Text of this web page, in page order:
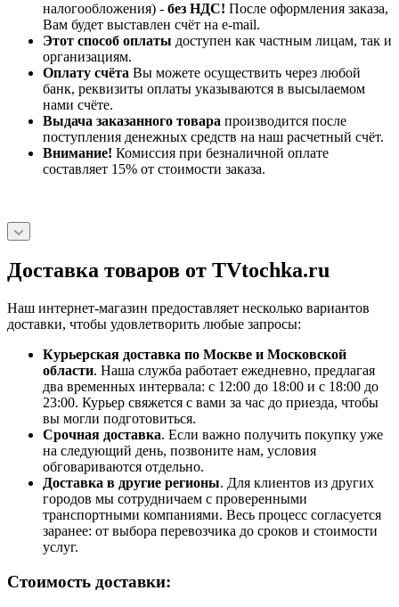
налогообложения) - без НДС! После оформления заказа,
Вам будет выставлен счёт на e-mail.
Этот способ оплаты доступен как частным лицам, так и
организациям.
Оплату счёта Вы можете осуществить через любой
банк, реквизиты оплаты указываются в высылаемом
нами счёте.
Выдача заказанного товара производится после
поступления денежных средств на наш расчетный счёт.
Внимание! Комиссия при безналичной оплате
составляет 15% от стоимости заказа.
Доставка товаров от TVtochka.ru
Наш интернет-магазин предоставляет несколько вариантов
доставки, чтобы удовлетворить любые запросы:
Курьерская доставка по Москве и Московской
области. Наша служба работает ежедневно, предлагая
два временных интервала: с 12:00 до 18:00 и с 18:00 до
23:00. Курьер свяжется с вами за час до приезда, чтобы
вы могли подготовиться.
Срочная доставка. Если важно получить покупку уже
на следующий день, позвоните нам, условия
обговариваются отдельно.
Доставка в другие регионы. Для клиентов из других
городов мы сотрудничаем с проверенными
транспортными компаниями. Весь процесс согласуется
заранее: от выбора перевозчика до сроков и стоимости
услуг.
Стоимость доставки: